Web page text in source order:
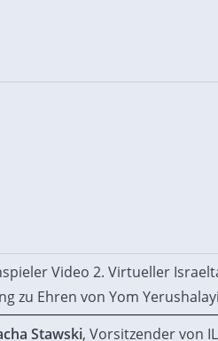
Video 2. Virtueller
zu Ehren von Yom
Stawski, Vorsitzender von